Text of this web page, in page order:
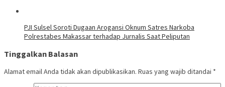
PJI Sulsel Soroti Dugaan Arogansi Oknum Satres Narkoba
Polrestabes Makassar terhadap Jurnalis Saat Peliputan
Tinggalkan Balasan
Alamat email Anda tidak akan dipublikasikan. Ruas yang wajib ditandai *